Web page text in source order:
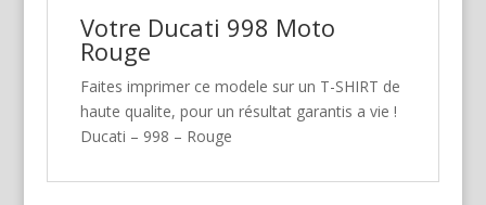
Votre Ducati 998 Moto
Rouge
Faites imprimer ce modele sur un T-SHIRT de
haute qualite, pour un résultat garantis a vie !
Ducati – 998 – Rouge